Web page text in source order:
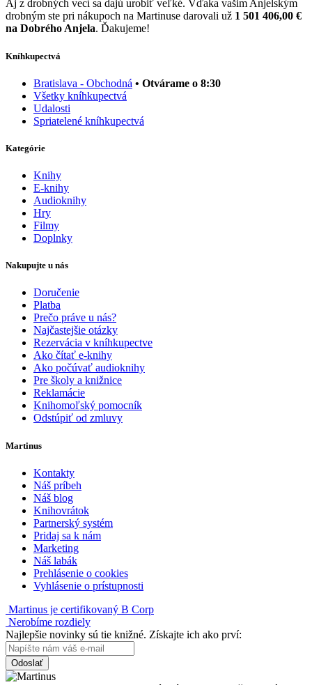
Aj z drobných vecí sa dajú urobiť veľké. Vďaka vašim Anjelským
drobným ste pri nákupoch na Martinuse darovali už 1 501 406,00 €
na Dobrého Anjela. Ďakujeme!
Kníhkupectvá
Bratislava - Obchodná • Otvárame o 8:30
Všetky kníhkupectvá
Udalosti
Spriatelené kníhkupectvá
Kategórie
Knihy
E-knihy
Audioknihy
Hry
Filmy
Doplnky
Nakupujte u nás
Doručenie
Platba
Prečo práve u nás?
Najčastejšie otázky
Rezervácia v kníhkupectve
Ako čítať e-knihy
Ako počúvať audioknihy
Pre školy a knižnice
Reklamácie
Knihomoľský pomocník
Odstúpiť od zmluvy
Martinus
Kontakty
Náš príbeh
Náš blog
Knihovrátok
Partnerský systém
Pridaj sa k nám
Marketing
Náš labák
Prehlásenie o cookies
Vyhlásenie o prístupnosti
Martinus je certifikovaný B Corp
Nerobíme rozdiely
Najlepšie novinky sú tie knižné. Získajte ich ako prví:
Odoslať